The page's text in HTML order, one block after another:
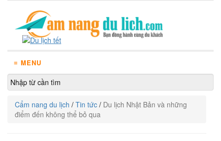
≡ MENU
Cẩm nang du lịch / Tin tức / Du lịch Nhật Bản và những
điểm đến không thể bỏ qua